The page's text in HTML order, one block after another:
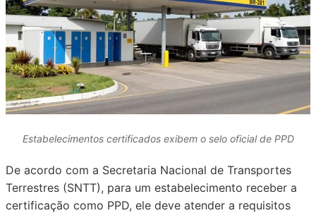
Estabelecimentos certificados exibem o selo oficial de PPD
De acordo com a Secretaria Nacional de Transportes
Terrestres (SNTT), para um estabelecimento receber a
certificação como PPD, ele deve atender a requisitos